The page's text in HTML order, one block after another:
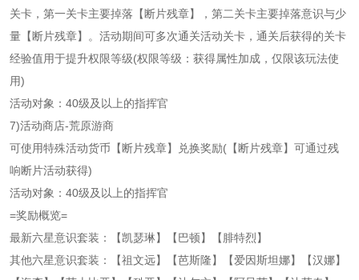
关卡，第一关卡主要掉落【断片残章】，第二关卡主要掉落意识与少
量【断片残章】。活动期间可多次通关活动关卡，通关后获得的关卡
经验值用于提升权限等级(权限等级：获得属性加成，仅限该玩法使
用)
活动对象：40级及以上的指挥官
7)活动商店-荒原游商
可使用特殊活动货币【断片残章】兑换奖励(【断片残章】可通过残
响断片活动获得)
活动对象：40级及以上的指挥官
=奖励概览=
最新六星意识套装：【凯瑟琳】【巴顿】【腓特烈】
其他六星意识套装：【祖文远】【芭斯隆】【爱因斯坦娜】【汉娜】